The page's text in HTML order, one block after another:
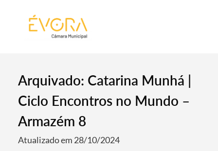
Arquivado: Catarina Munhá |
Ciclo Encontros no Mundo –
Armazém 8
Atualizado em 28/10/2024